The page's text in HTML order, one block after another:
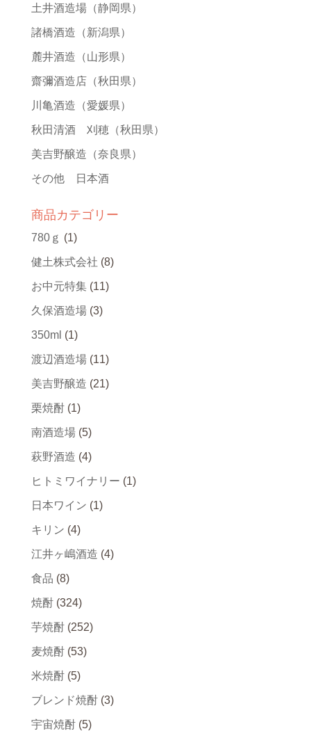
土井酒造場（静岡県）
諸橋酒造 （新潟県）
麓井酒造 （山形県）
齋彌酒造店（秋田県）
川亀酒造 （愛媛県）
秋田清酒 刈穂（秋田県）
美吉野醸造 （奈良県）
その他 日本酒
商品カテゴリー
780ｇ (1)
健土株式会社 (8)
お中元特集 (11)
久保酒造場 (3)
350ml (1)
渡辺酒造場 (11)
美吉野醸造 (21)
栗焼酎 (1)
南酒造場 (5)
萩野酒造 (4)
ヒトミワイナリー (1)
日本ワイン (1)
キリン (4)
江井ヶ嶋酒造 (4)
食品 (8)
焼酎 (324)
芋焼酎 (252)
麦焼酎 (53)
米焼酎 (5)
ブレンド焼酎 (3)
宇宙焼酎 (5)